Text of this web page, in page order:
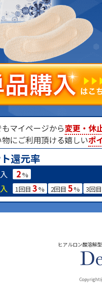
マイページから変更・休
にご利用頂ける嬉しいポ
還元率
2%
1回目 3% 2回目 5% 3回目
ヒアルロン酸溶解